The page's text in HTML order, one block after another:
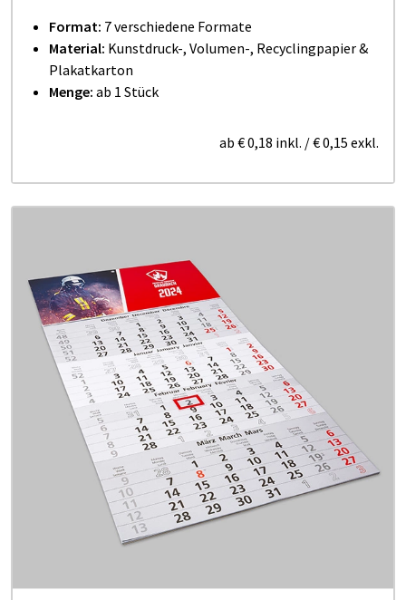
Format: 7 verschiedene Formate
Material: Kunstdruck-, Volumen-, Recyclingpapier &
Plakatkarton
Menge: ab 1 Stück
ab € 0,18 inkl. /€ 0,15 exkl.